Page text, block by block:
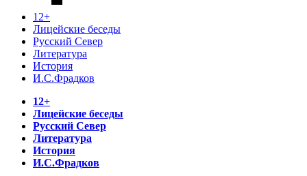
12+
Лицейские беседы
Русский Север
Литература
История
И.С.Фрадков
12+
Лицейские беседы
Русский Север
Литература
История
И.С.Фрадков